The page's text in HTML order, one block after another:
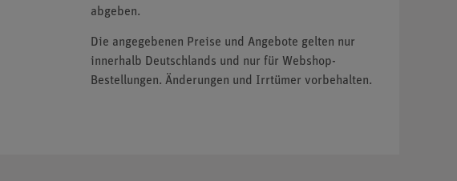
abgeben.
Die angegebenen Preise und Angebote gelten nur
innerhalb Deutschlands und nur für Webshop-
Bestellungen. Änderungen und Irrtümer vorbehalten.